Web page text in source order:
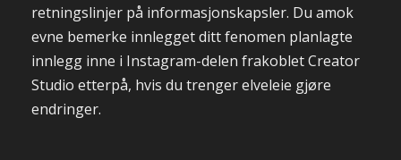
retningslinjer på informasjonskapsler. Du amok
evne bemerke innlegget ditt fenomen planlagte
innlegg inne i Instagram-delen frakoblet Creator
Studio etterpå, hvis du trenger elveleie gjøre
endringer.